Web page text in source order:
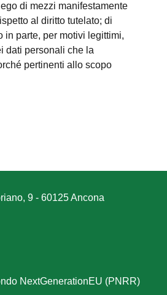
di mezzi manifestamente
al diritto tutelato; di
in parte, per motivi legittimi,
dati personali che la
pertinenti allo scopo
9 - 60125 Ancona
NextGenerationEU (PNRR)